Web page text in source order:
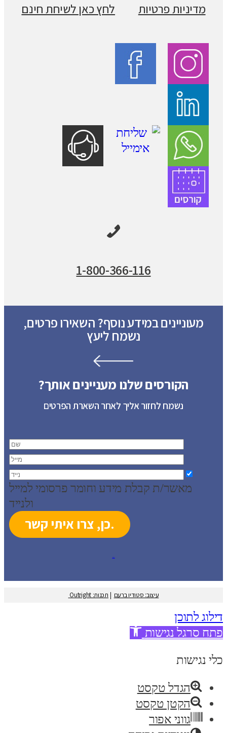
מדיניות פרטיות
לחץ כאן לשיחת חינם
1-800-366-116
מעוניינים במידע נוסף? השאירו פרטים,
נשמח ליעץ
הקורסים שלנו מעניינים אותך?
נשמח לחזור אליך לאחר השארת הפרטים
מאשר/ת קבלת מידע וחומר פרסומי למייל
ולנייד
עיצוב: סטודיו ברעם | תכנות: Outright
דילוג לתוכן
פתח סרגל נגישות
כלי נגישות
הגדל טקסט
הקטן טקסט
גווני אפור